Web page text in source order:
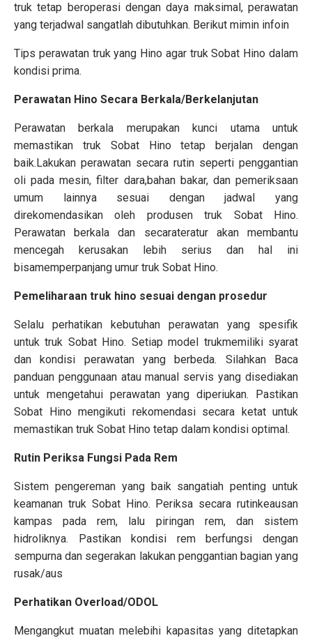
truk tetap beroperasi dengan daya maksimal, perawatan
yang terjadwal sangatlah dibutuhkan. Berikut mimin infoin
Tips perawatan truk yang Hino agar truk Sobat Hino dalam
kondisi prima.
Perawatan Hino Secara Berkala/Berkelanjutan
Perawatan berkala merupakan kunci utama untuk
memastikan truk Sobat Hino tetap berjalan dengan
baik.Lakukan perawatan secara rutin seperti penggantian
oli pada mesin, filter dara,bahan bakar, dan pemeriksaan
umum lainnya sesuai dengan jadwal yang
direkomendasikan oleh produsen truk Sobat Hino.
Perawatan berkala dan secarateratur akan membantu
mencegah kerusakan lebih serius dan hal ini
bisamemperpanjang umur truk Sobat Hino.
Pemeliharaan truk hino sesuai dengan prosedur
Selalu perhatikan kebutuhan perawatan yang spesifik
untuk truk Sobat Hino. Setiap model trukmemiliki syarat
dan kondisi perawatan yang berbeda. Silahkan Baca
panduan penggunaan atau manual servis yang disediakan
untuk mengetahui perawatan yang diperiukan. Pastikan
Sobat Hino mengikuti rekomendasi secara ketat untuk
memastikan truk Sobat Hino tetap dalam kondisi optimal.
Rutin Periksa Fungsi Pada Rem
Sistem pengereman yang baik sangatiah penting untuk
keamanan truk Sobat Hino. Periksa secara rutinkeausan
kampas pada rem, lalu piringan rem, dan sistem
hidroliknya. Pastikan kondisi rem berfungsi dengan
sempurna dan segerakan lakukan penggantian bagian yang
rusak/aus
Perhatikan Overload/ODOL
Mengangkut muatan melebihi kapasitas yang ditetapkan